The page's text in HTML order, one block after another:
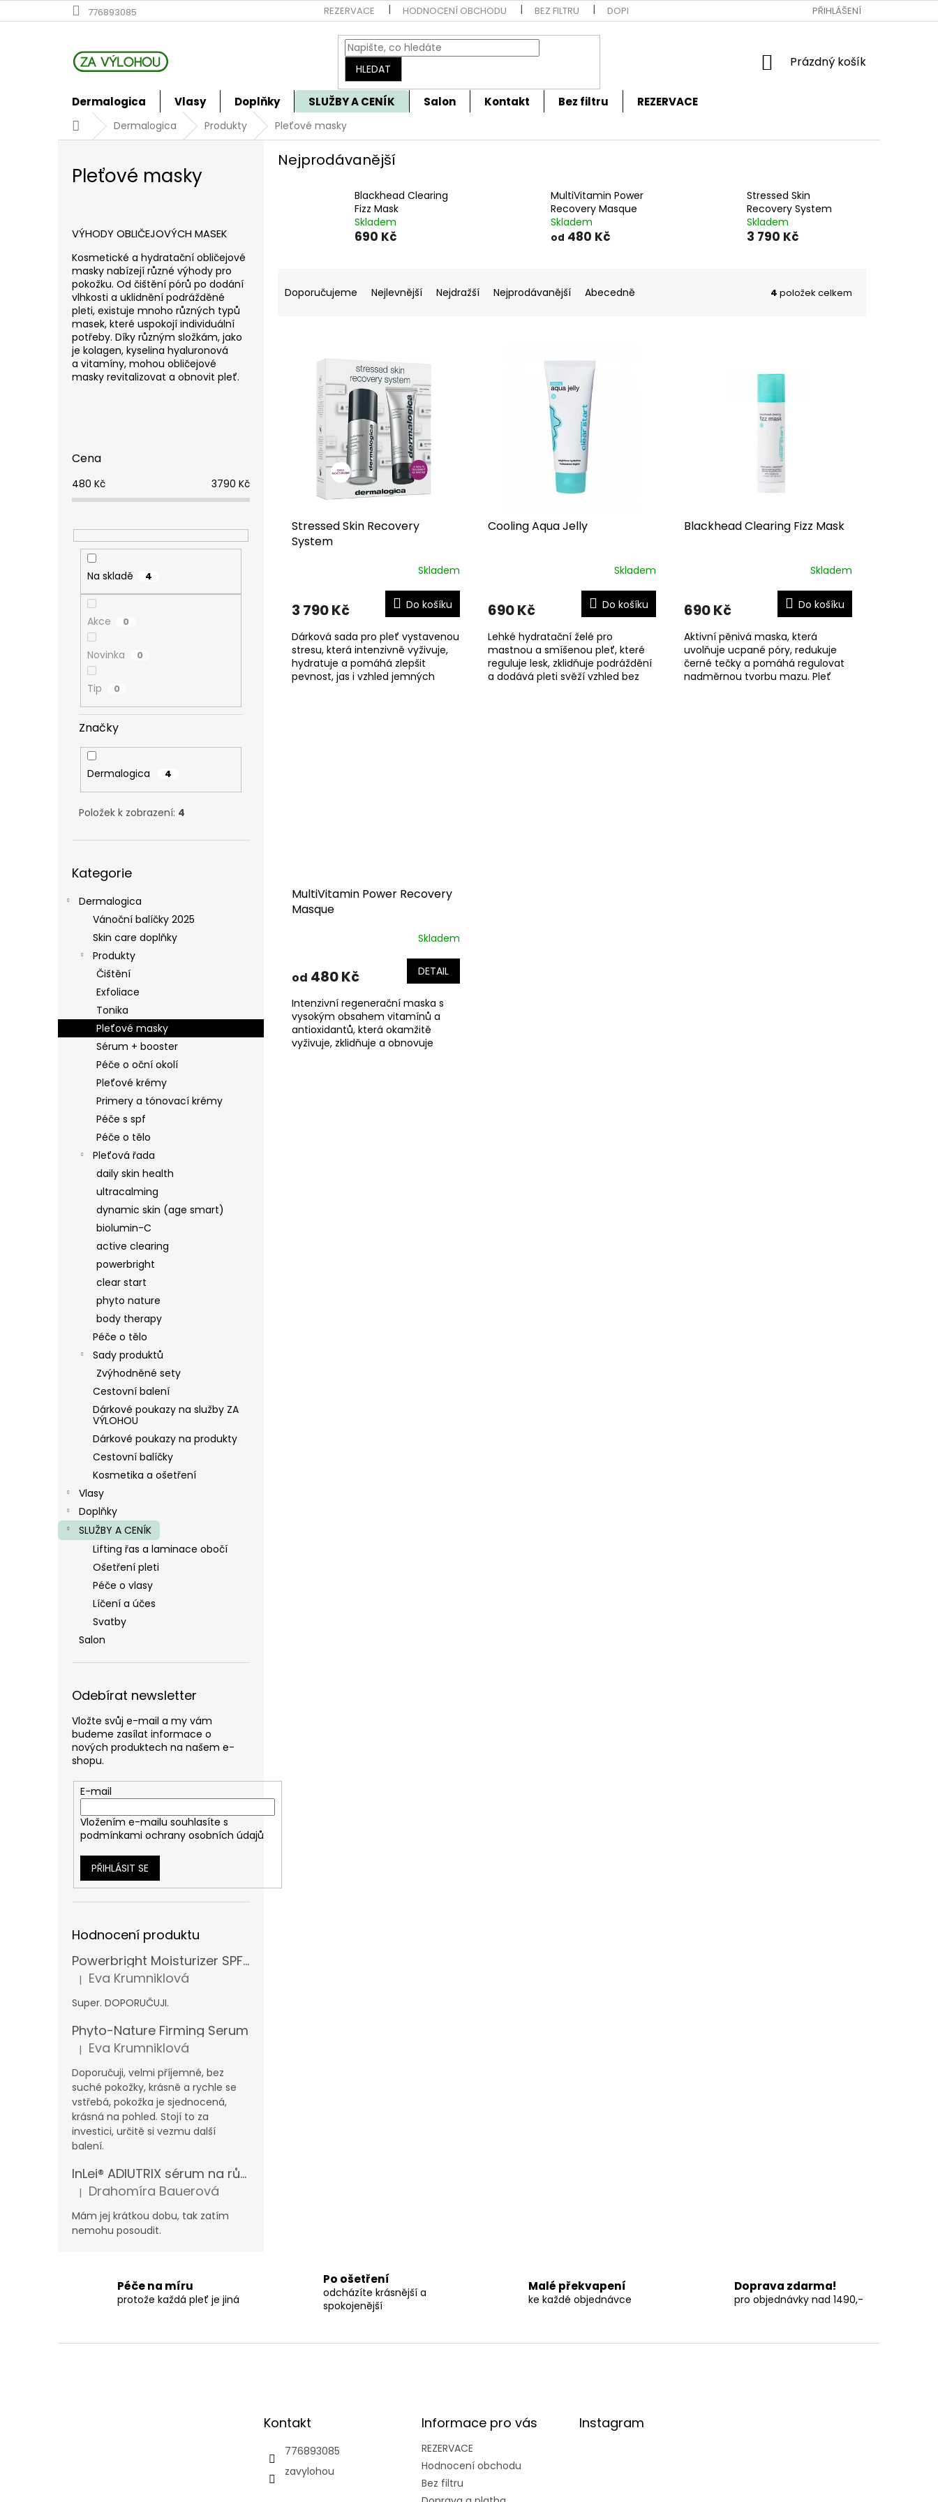
na
776893085 REZERVACE HODNOCENÍ OBCHODU BEZ FILTRU DOPRAVA A PLATBA OBCHODNÍ PODMÍNKY
PŘIHLÁŠENÍ
HLEDAT
NÁKUPNÍ
Prázdný košík
Dermalogica Vlasy Doplňky SLUŽBY A CENÍK Salon Kontakt Bez filtru REZERVACE
DomůDermalogica Produkty Pleťové masky
Pleťové masky
VÝHODY OBLIČEJOVÝCH MASEK
Kosmetické a hydratační obličejové
masky nabízejí různé výhody pro
pokožku. Od čištění pórů po dodání
vlhkosti a uklidnění podrážděné
pleti, existuje mnoho různých typů
masek, které uspokojí individuální
potřeby. Díky různým složkám, jako
je kolagen, kyselina hyaluronová
a vitamíny, mohou obličejové
masky revitalizovat a obnovit pleť.
Cena
480 Kč 3790 Kč
Na skladě 4
Akce 0
Novinka 0
Tip 0
Značky
Dermalogica 4
Položek k zobrazení: 4
kategorie
Kategorie
Dermalogica
Vánoční balíčky 2025
Skin care doplňky
Produkty
Čištění
Exfoliace
Tonika
Pleťové masky
Sérum + booster
Péče o oční okolí
Pleťové krémy
Primery a tónovací krémy
Péče s spf
Péče o tělo
Pleťová řada
daily skin health
ultracalming
dynamic skin (age smart)
biolumin-C
active clearing
powerbright
clear start
phyto nature
body therapy
Péče o tělo
Sady produktů
Zvýhodněné sety
Cestovní balení
Dárkové poukazy na služby ZA
VÝLOHOU
Dárkové poukazy na produkty
Cestovní balíčky
Kosmetika a ošetření
Vlasy
Doplňky
SLUŽBY A CENÍK
Lifting řas a laminace obočí
Ošetření pleti
Péče o vlasy
Líčení a účes
Svatby
Salon
Odebírat newsletter
Vložte svůj e-mail a my vám
budeme zasílat informace o
nových produktech na našem e-
shopu.
E-mail
Vložením e-mailu souhlasíte s
podmínkami ochrany osobních údajů
PŘIHLÁSIT SE
Hodnocení produktu
Powerbright Moisturizer SPF 50
Hodnocení produktu je 5 z 5 hvězdiček.
| Eva Krumniklová
Super. DOPORUČUJI.
Phyto-Nature Firming Serum
Hodnocení produktu je 5 z 5 hvězdiček.
| Eva Krumniklová
Doporučuji, velmi příjemné, bez
suché pokožky, krásně a rychle se
vstřebá, pokožka je sjednocená,
krásná na pohled. Stojí to za
investici, určitě si vezmu další
balení.
InLei® ADIUTRIX sérum na růst řas a obočí
Hodnocení produktu je 5 z 5 hvězdiček.
| Drahomíra Bauerová
Mám jej krátkou dobu, tak zatím
nemohu posoudit.
Nejprodávanější
Blackhead Clearing
Fizz Mask
Skladem
690 Kč
MultiVitamin Power
Recovery Masque
Skladem
od 480 Kč
Stressed Skin
Recovery System
Skladem
3 790 Kč
aDoporučujeme Nejlevnější Nejdražší Nejprodávanější Abecedně 4 položek celkem
Stressed Skin Recovery
System
Skladem
3 790 Kč Do košíku
Dárková sada pro pleť vystavenou
stresu, která intenzivně vyživuje,
hydratuje a pomáhá zlepšit
pevnost, jas i vzhled jemných
Cooling Aqua Jelly
Skladem
690 Kč Do košíku
Lehké hydratační želé pro
mastnou a smíšenou pleť, které
reguluje lesk, zklidňuje podráždění
a dodává pleti svěží vzhled bez
Blackhead Clearing Fizz Mask
Skladem
690 Kč Do košíku
Aktivní pěnivá maska, která
uvolňuje ucpané póry, redukuje
černé tečky a pomáhá regulovat
nadměrnou tvorbu mazu. Pleť
MultiVitamin Power Recovery
Masque
Skladem
od 480 Kč DETAIL
Intenzivní regenerační maska s
vysokým obsahem vitamínů a
antioxidantů, která okamžitě
vyživuje, zklidňuje a obnovuje
Péče na míru
protože každá pleť je jiná
Po ošetření
odcházíte krásnější a
spokojenější
Malé překvapení
ke každé objednávce
Doprava zdarma!
pro objednávky nad 1490,-
Kontakt
776893085
zavylohou
Informace pro vás
REZERVACE
Hodnocení obchodu
Bez filtru
Instagram